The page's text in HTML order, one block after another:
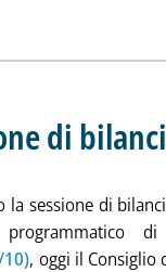
di
la sessione di
programmatico
, oggi il Consiglio